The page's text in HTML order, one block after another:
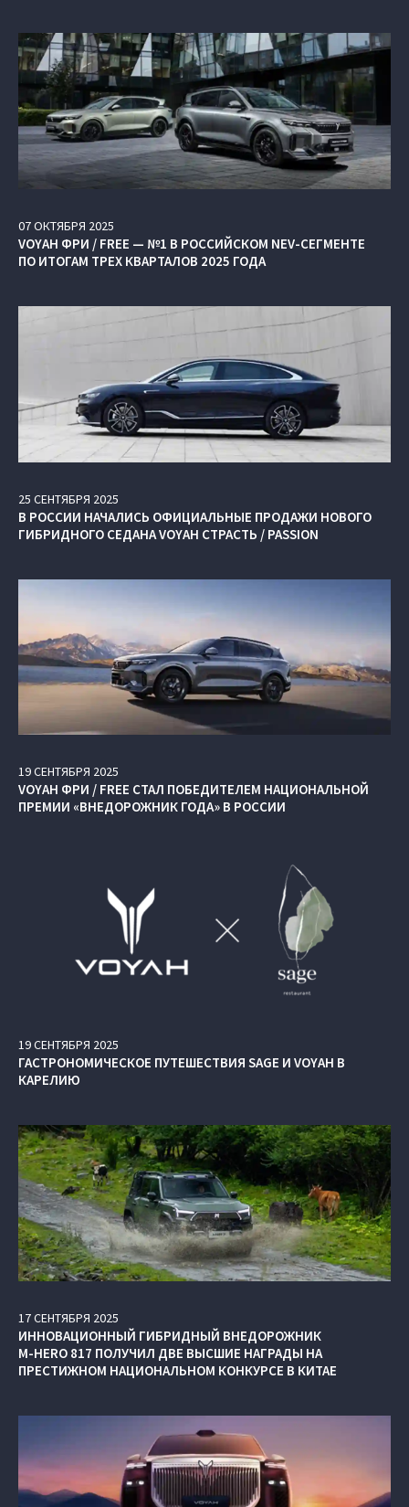
07ОКТЯБРЯ 2025
VOYAH ФРИ / FREE — №1 В РОССИЙСКОМ NEV-СЕГМЕНТЕ
ПО ИТОГАМ ТРЕХ КВАРТАЛОВ 2025 ГОДА
25 СЕНТЯБРЯ 2025
В РОССИИ НАЧАЛИСЬ ОФИЦИАЛЬНЫЕ ПРОДАЖИ НОВОГО
ГИБРИДНОГО СЕДАНА VOYAH СТРАСТЬ / PASSION
19СЕНТЯБРЯ 2025
VOYAH ФРИ / FREE СТАЛ ПОБЕДИТЕЛЕМ НАЦИОНАЛЬНОЙ
ПРЕМИИ «ВНЕДОРОЖНИК ГОДА» В РОССИИ
19СЕНТЯБРЯ 2025
ГАСТРОНОМИЧЕСКОЕ ПУТЕШЕСТВИЯ SAGE И VOYAH В
КАРЕЛИЮ
17СЕНТЯБРЯ 2025
ИННОВАЦИОННЫЙ ГИБРИДНЫЙ ВНЕДОРОЖНИК
M‑HERO 817 ПОЛУЧИЛ ДВЕ ВЫСШИЕ НАГРАДЫ НА
ПРЕСТИЖНОМ НАЦИОНАЛЬНОМ КОНКУРСЕ В КИТАЕ